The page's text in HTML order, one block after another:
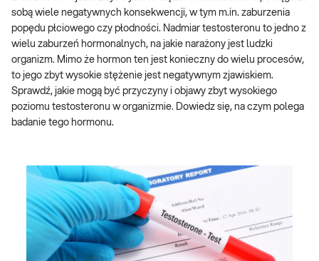
sobą wiele negatywnych konsekwencji, w tym m.in. zaburzenia
popędu płciowego czy płodności. Nadmiar testosteronu to jedno z
wielu zaburzeń hormonalnych, na jakie narażony jest ludzki
organizm. Mimo że hormon ten jest konieczny do wielu procesów,
to jego zbyt wysokie stężenie jest negatywnym zjawiskiem.
Sprawdź, jakie mogą być przyczyny i objawy zbyt wysokiego
poziomu testosteronu w organizmie. Dowiedz się, na czym polega
badanie tego hormonu.